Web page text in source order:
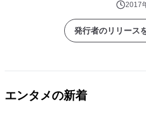
2017
発行者のリリース
エンタメの新着